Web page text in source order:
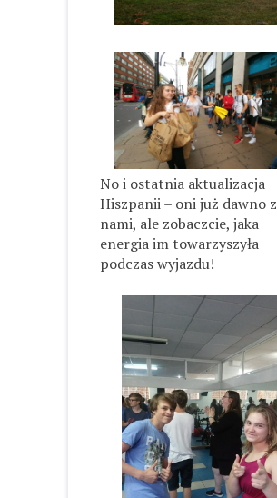
No i ostatnia aktualizacja
Hiszpanii – oni już dawno z
nami, ale zobaczcie, jaka
energia im towarzyszyła
podczas wyjazdu!